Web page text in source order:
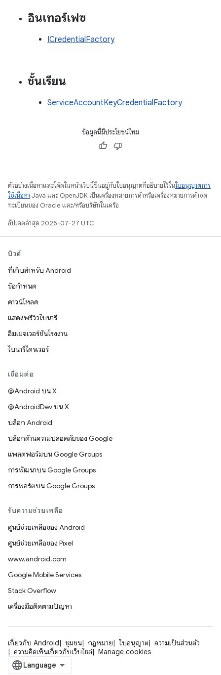
อินเทอร์เฟซ
ICredentialFactory
ชั้นเรียน
ServiceAccountKeyCredentialFactory
ข้อมูลนี้มีประโยชน์ไหม
ตัวอย่างเนื้อหาและโค้ดในหน้าเว็บนี้ขึ้นอยู่กับใบอนุญาตที่อธิบายไว้ในใบอนุญาตการ
ใช้เนื้อหา Java และ OpenJDK เป็นเครื่องหมายการค้าหรือเครื่องหมายการค้าจด
ทะเบียนของ Oracle และ/หรือบริษัทในเครือ
อัปเดตล่าสุด 2025-07-27 UTC
บิวด์
ที่เก็บสำหรับ Android
ข้อกำหนด
ดาวน์โหลด
แสดงพรีวิวไบนารี
อิมเมจเวอร์ชันโรงงาน
ไบนารีไดรเวอร์
เชื่อมต่อ
@Android บน X
@AndroidDev บน X
บล็อก Android
บล็อกด้านความปลอดภัยของ Google
แพลตฟอร์มบน Google Groups
การพัฒนาบน Google Groups
การพอร์ตบน Google Groups
รับความช่วยเหลือ
ศูนย์ช่วยเหลือของ Android
ศูนย์ช่วยเหลือของ Pixel
www.android.com
Google Mobile Services
Stack Overflow
เครื่องมือติดตามปัญหา
เกี่ยวกับ Android ชุมชน กฎหมาย ใบอนุญาต
ความเป็นส่วนตัว
ความคิดเห็นเกี่ยวกับเว็บไซต์
Manage cookies